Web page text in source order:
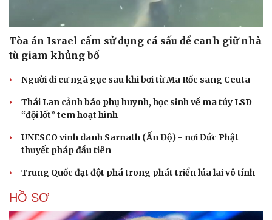
Tòa án Israel cấm sử dụng cá sấu để canh giữ nhà
tù giam khủng bố
Người di cư ngã gục sau khi bơi từ Ma Rốc sang Ceuta
Thái Lan cảnh báo phụ huynh, học sinh về ma túy LSD
“đội lốt” tem hoạt hình
UNESCO vinh danh Sarnath (Ấn Độ) - nơi Đức Phật
thuyết pháp đầu tiên
Trung Quốc đạt đột phá trong phát triển lúa lai vô tính
HỒ SƠ